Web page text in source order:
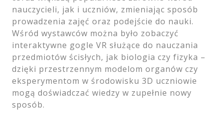
nauczycieli, jak i uczniów, zmieniając sposób
prowadzenia zajęć oraz podejście do nauki.
Wśród wystawców można było zobaczyć
interaktywne gogle VR służące do nauczania
przedmiotów ścisłych, jak biologia czy fizyka –
dzięki przestrzennym modelom organów czy
eksperymentom w środowisku 3D uczniowie
mogą doświadczać wiedzy w zupełnie nowy
sposób.